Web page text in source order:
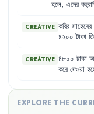
হলে, এদের
CREATIVE কবির সাহেবের
৪২০০ টাকা
CREATIVE ৪৮০০ টাকা
করে দেওয়া
EXPLORE THE